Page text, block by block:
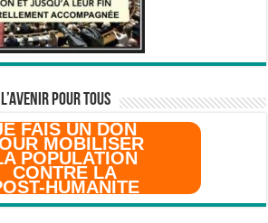
L’AVenir pour Tous
FAIS UN DON
MOBILISER
POPULATION
CONTRE LA
HUMANITE